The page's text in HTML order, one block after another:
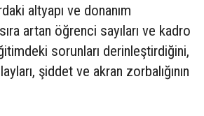
altyapı ve donanım
artan öğrenci sayıları ve kadro
sorunları derinleştirdiğini,
şiddet ve akran zorbalığının